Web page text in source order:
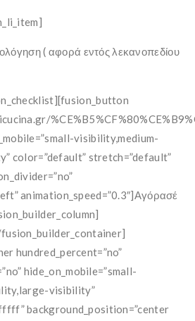
( αφορά εντός λεκανοπεδίου
visibility,medium-
color=”default” stretch=”default”
animation_speed=”0.3″]Αγόρασέ
hundred_percent=”no”
hide_on_mobile=”small-
visibility”
background_position=”center